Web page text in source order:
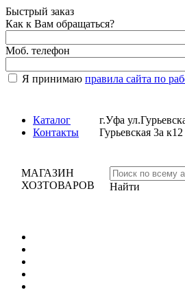
Быстрый заказ
Как к Вам обращаться?
Моб. телефон
Я принимаю правила сайта по
Каталог
Контакты
г.Уфа
Гурьевская 3а к12
МАГАЗИН
ХОЗТОВАРОВ
Найти